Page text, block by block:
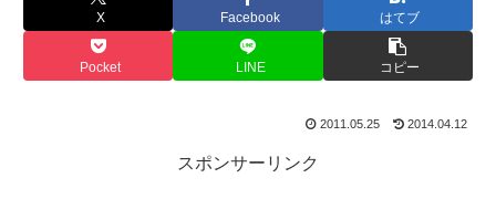
X Facebook はてブ
Pocket LINE コピー
2011.05.25 2014.04.12
スポンサーリンク